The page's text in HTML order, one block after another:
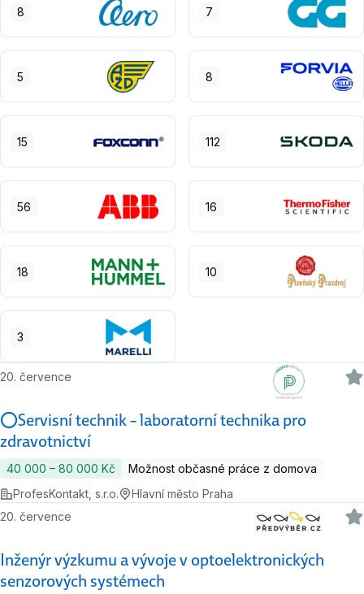
8 7
5 8
15 112
56 16
18 10
3
⭕Servisní technik – laboratorní technika pro
zdravotnictví
20. července
40 000 ‍–‍ 80 000 Kč
Možnost občasné práce z domova
ProfesKontakt, s.r.o.
Hlavní město Praha
Inženýr výzkumu a vývoje v optoelektronických
senzorových systémech
20. července